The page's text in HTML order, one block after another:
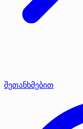
შეთანხმებით